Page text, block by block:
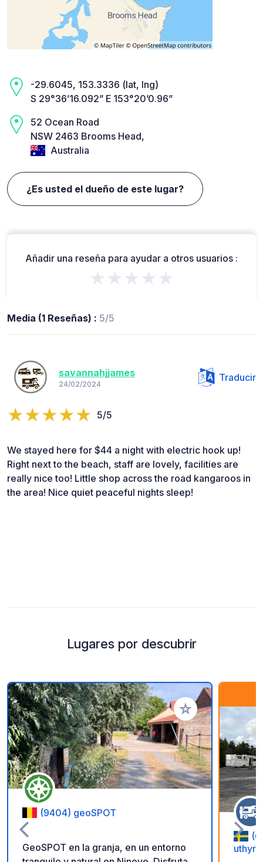
-29.6045, 153.3336 (lat, lng)
S 29°36’16.092” E 153°20’0.96”
52 Ocean Road
NSW 2463 Brooms Head,
Australia
¿Es usted el dueño de este lugar?
Añadir una reseña para ayudar a otros usuarios :
★★★★★
Media (1 Reseñas) : 5/5
savannahjjames
24/02/2024
Traducir
5/5
We stayed here for $44 a night with electric hook up!
Right next to the beach, staff are lovely, facilities are
really nice too! Little shop across the road kangaroos in
the area! Nice quiet peaceful nights sleep!
Lugares por descubrir
Añadir a tus
(9404) geoSPOT
GeoSPOT en la granja, en un entorno